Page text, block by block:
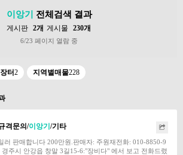
이앙기 전체검색 결과
게시판 2개 게시물 230개
6/23 페이지 열람 중
터2 지역별매물228
격문의/이앙기/기타
러 판매합니다 200만원.판매자: 주원재전화: 010-8850-9
주시 안강읍 창말 3길15-6:"장비다" 에서 보고 전화드렸